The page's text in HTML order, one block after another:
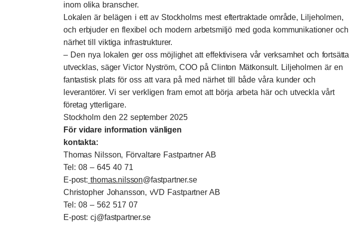
inom olika branscher.
Lokalen är belägen i ett av Stockholms mest eftertraktade område, Liljeholmen,
och erbjuder en flexibel och modern arbetsmiljö med goda kommunikationer och
närhet till viktiga infrastrukturer.
– Den nya lokalen ger oss möjlighet att effektivisera vår verksamhet och fortsätta
utvecklas, säger Victor Nyström, COO på Clinton Mätkonsult. Liljeholmen är en
fantastisk plats för oss att vara på med närhet till både våra kunder och
leverantörer. Vi ser verkligen fram emot att börja arbeta här och utveckla vårt
företag ytterligare.
Stockholm den 22 september 2025
För vidare information vänligen
kontakta:
Thomas Nilsson, Förvaltare Fastpartner AB
Tel: 08 – 645 40 71
E-post: thomas.nilsson@fastpartner.se
Christopher Johansson, vVD Fastpartner AB
Tel: 08 – 562 517 07
E-post:cj@fastpartner.se